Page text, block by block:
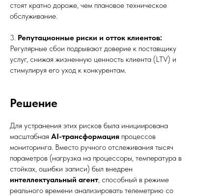
стоят кратно дороже, чем плановое техническое
обслуживание.
3. Репутационные риски и отток клиентов:
Регулярные сбои подрывают доверие к поставщику
услуг, снижая жизненную ценность клиента (LTV) и
стимулируя его уход к конкурентам.
Решение
Для устранения этих рисков была инициирована
масштабная AI-трансформация процессов
мониторинга. Вместо ручного отслеживания тысяч
параметров (нагрузка на процессоры, температура в
стойках, ошибки записи) был внедрен
интеллектуальный агент, способный в режиме
реального времени анализировать телеметрию со